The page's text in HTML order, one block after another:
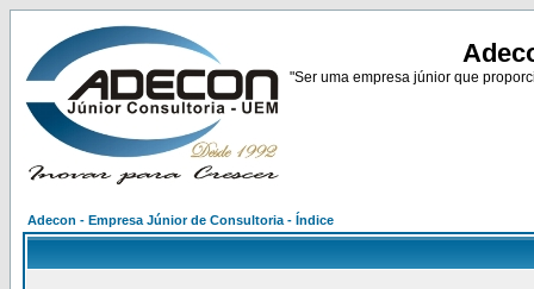
"Ser uma empresa júnior que
Adecon - Empresa Júnior de Consultoria - Índice